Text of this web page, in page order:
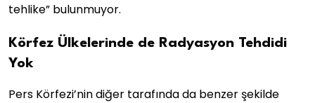
tehlike” bulunmuyor.
Körfez Ülkelerinde de Radyasyon Tehdidi
Yok
Pers Körfezi’nin diğer tarafında da benzer şekilde